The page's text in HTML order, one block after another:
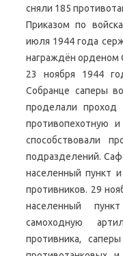
сняли 185
Приказом по
июля 1944 года
награждён орденом
23 ноября 1944
Собранце саперы
проделали проход
противопехотную
способствовали
подразделений.
населенный пункт
противников. 29
населенный
самоходную
противника,